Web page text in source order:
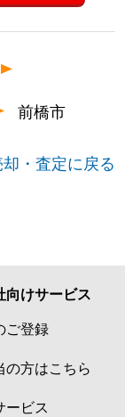
前橋市
・査定に戻る
向けサービス
ご登録
の方はこちら
ービス